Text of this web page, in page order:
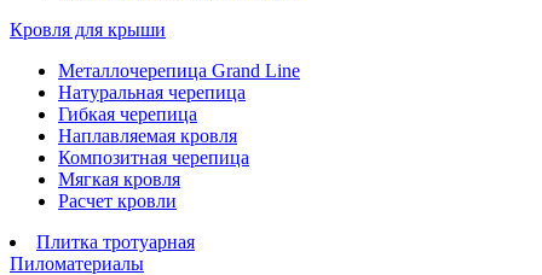
Кровля для крыши
Металлочерепица Grand Line
Натуральная черепица
Гибкая черепица
Наплавляемая кровля
Композитная черепица
Мягкая кровля
Расчет кровли
Плитка тротуарная
Пиломатериалы